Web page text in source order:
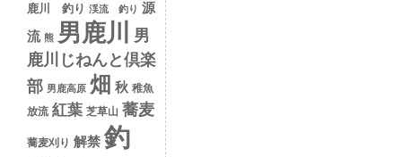
鹿川 釣り 渓流 釣り 源
流 熊 男鹿川
男
鹿川じねんと倶楽
部 男鹿高原 畑 秋 稚魚
放流 紅葉 芝草山 蕎麦
蕎麦刈り 解禁 釣